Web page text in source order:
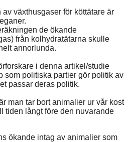
växthusgaser för köttätare är
de ökande
från kolhydratätarna skulle
annorlunda.
i denna artikel/studie
som politiska partier gör politik av
passar deras politik.
man tar bort animalier ur vår kost
tiden långt före den nuvarande
ökande intag av animalier som